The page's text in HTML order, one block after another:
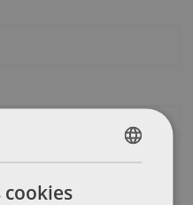
ENGLISH
ENGLISH TRANSLATION
cookies